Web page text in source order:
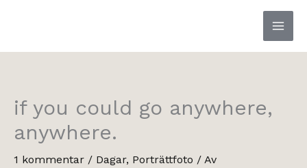
if you could go anywhere,
anywhere.
1 kommentar / Dagar, Porträttfoto / Av